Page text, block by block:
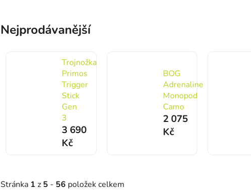
Nejprodávanější
Trojnožka
Primos
Trigger
Stick
Gen
3
3 690
Kč
BOG
Adrenaline
Monopod
Camo
2 075
Kč
Stránka 1 z 5 - 56 položek celkem